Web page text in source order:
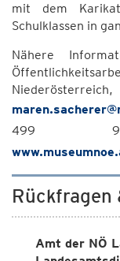
mit dem
Schulklassen in
Nähere
499
Rückfragen
Amt der NÖ